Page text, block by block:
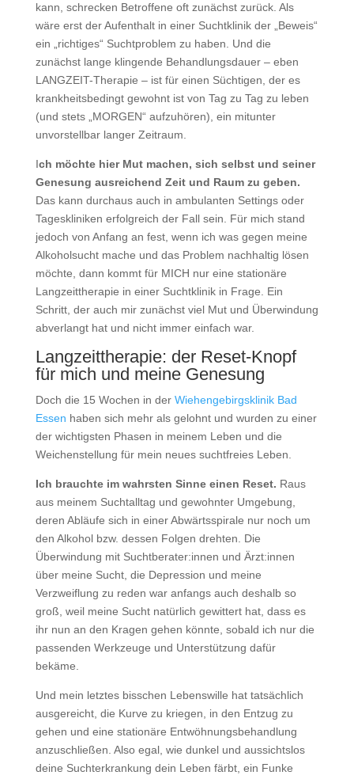
kann, schrecken Betroffene oft zunächst zurück. Als
wäre erst der Aufenthalt in einer Suchtklinik der „Beweis“
ein „richtiges“ Suchtproblem zu haben. Und die
zunächst lange klingende Behandlungsdauer – eben
LANGZEIT-Therapie – ist für einen Süchtigen, der es
krankheitsbedingt gewohnt ist von Tag zu Tag zu leben
(und stets „MORGEN“ aufzuhören), ein mitunter
unvorstellbar langer Zeitraum.
Ich möchte hier Mut machen, sich selbst und seiner
Genesung ausreichend Zeit und Raum zu geben.
Das kann durchaus auch in ambulanten Settings oder
Tageskliniken erfolgreich der Fall sein. Für mich stand
jedoch von Anfang an fest, wenn ich was gegen meine
Alkoholsucht mache und das Problem nachhaltig lösen
möchte, dann kommt für MICH nur eine stationäre
Langzeittherapie in einer Suchtklinik in Frage. Ein
Schritt, der auch mir zunächst viel Mut und Überwindung
abverlangt hat und nicht immer einfach war.
Langzeittherapie: der Reset-Knopf
für mich und meine Genesung
Doch die 15 Wochen in der Wiehengebirgsklinik Bad
Essen haben sich mehr als gelohnt und wurden zu einer
der wichtigsten Phasen in meinem Leben und die
Weichenstellung für mein neues suchtfreies Leben.
Ich brauchte im wahrsten Sinne einen Reset. Raus
aus meinem Suchtalltag und gewohnter Umgebung,
deren Abläufe sich in einer Abwärtsspirale nur noch um
den Alkohol bzw. dessen Folgen drehten. Die
Überwindung mit Suchtberater:innen und Ärzt:innen
über meine Sucht, die Depression und meine
Verzweiflung zu reden war anfangs auch deshalb so
groß, weil meine Sucht natürlich gewittert hat, dass es
ihr nun an den Kragen gehen könnte, sobald ich nur die
passenden Werkzeuge und Unterstützung dafür
bekäme.
Und mein letztes bisschen Lebenswille hat tatsächlich
ausgereicht, die Kurve zu kriegen, in den Entzug zu
gehen und eine stationäre Entwöhnungsbehandlung
anzuschließen. Also egal, wie dunkel und aussichtslos
deine Suchterkrankung dein Leben färbt, ein Funke